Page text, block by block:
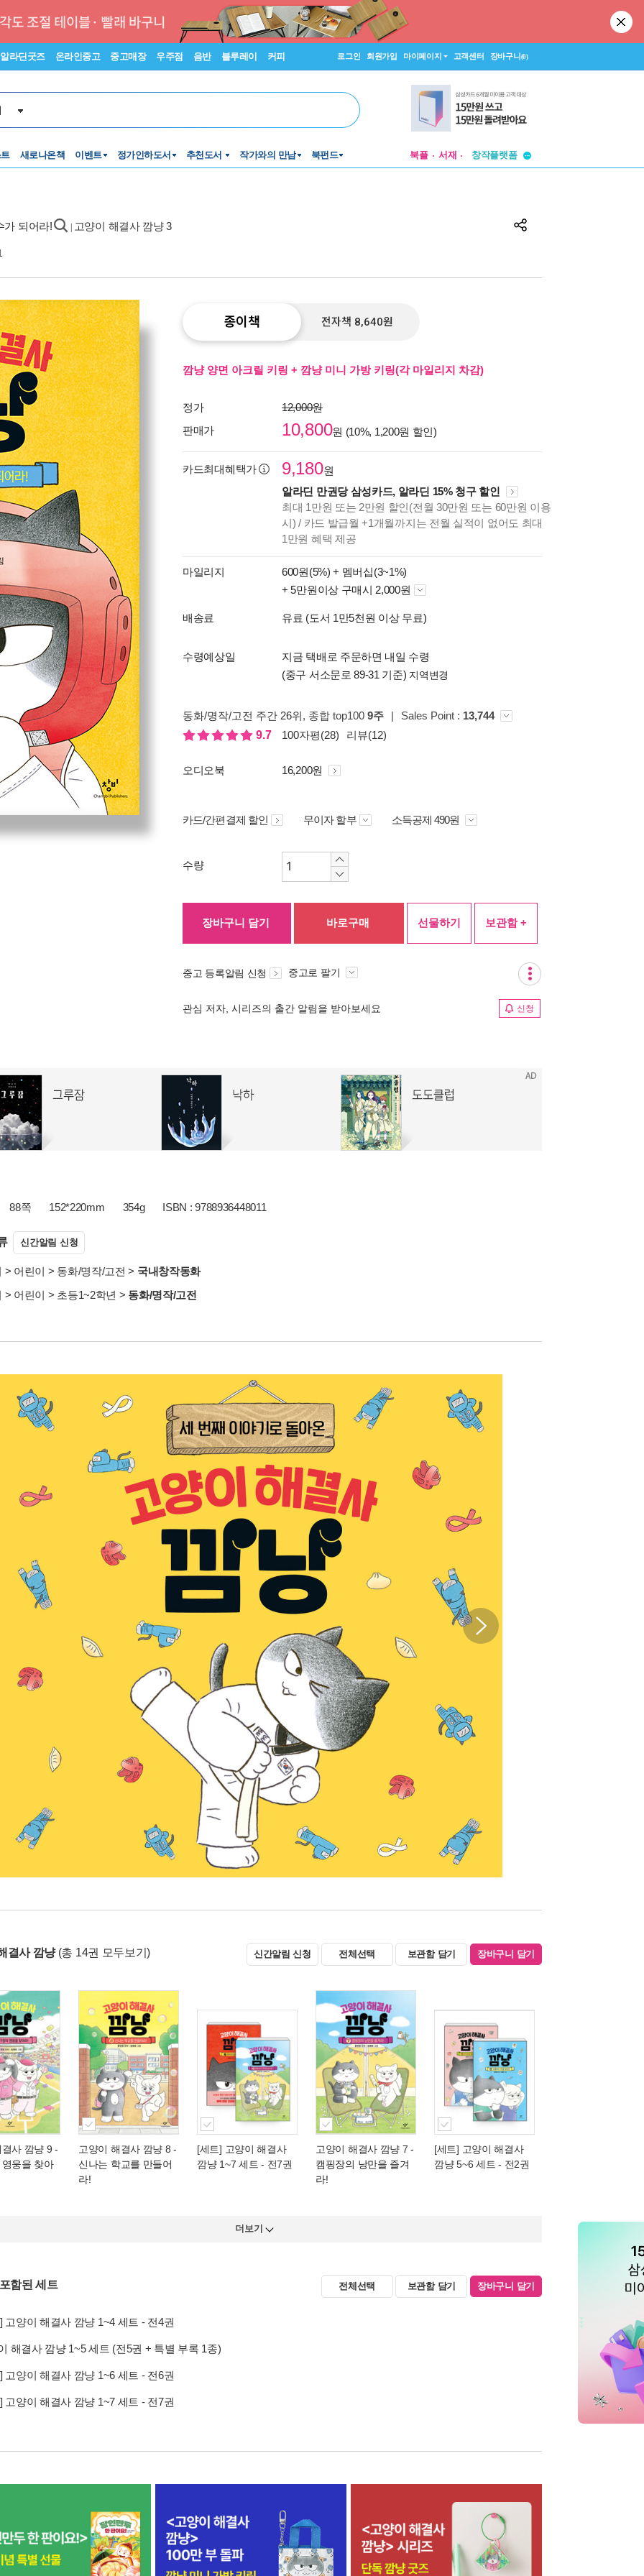
알라딘굿즈 온라인중고 중고매장 우주점 음반 블루레이 커피 로그인 회원가입 마이페이지 고객센터 장바구니(0)
새로나온책 이벤트 정가인하도서 추천도서 작가와의 만남 북펀드 북플 서재
창작플랫폼
가 되어라! 고양이 해결사 깜냥 3
종이책 전자책 8,640원
깜냥 양면 아크릴 키링 + 깜냥 미니 가방 키링(각 마일리지 차감)
정가
12,000원
판매가
10,800원 (10%, 1,200원 할인)
카드최대혜택가 9,180원
알라딘 만권당 삼성카드, 알라딘 15% 청구 할인
최대 1만원 또는 2만원 할인(전월 30만원 또는 60만원 이용
시) / 카드 발급월 +1개월까지는 전월 실적이 없어도 최대
1만원 혜택 제공
마일리지 600원(5%) + 멤버십(3~1%)
+ 5만원이상 구매시 2,000원
배송료 유료 (도서 1만5천원 이상 무료)
수령예상일
지금 택배로 주문하면 내일 수령
(중구 서소문로 89-31 기준) 지역변경
동화/명작/고전 주간 26위, 종합 top100 9주 | Sales Point : 13,744
9.7
100자평(28) 리뷰(12)
오디오북 16,200원
카드/간편결제 할인 무이자 할부 소득공제 490원
수량
장바구니 담기 바로구매 선물하기 보관함 +
중고 등록알림 신청 중고로 팔기
관심 저자, 시리즈의 출간 알림을 받아보세요 신청
88쪽 152*220mm 354g ISBN : 9788936448011
신간알림 신청
> 어린이 > 동화/명작/고전 > 국내창작동화
> 어린이 > 초등1~2학년 > 동화/명작/고전
결사 깜냥 (총 14권 모두보기) 신간알림 신청 전체선택 보관함 담기 장바구니 담기
사 깜냥 9 -
웅을 찾아
고양이 해결사 깜냥 8 -
신나는 학교를 만들어
라!
[세트] 고양이 해결사
깜냥 1~7 세트 - 전7권
고양이 해결사 깜냥 7 -
캠핑장의 낭만을 즐겨
라!
[세트] 고양이 해결사
깜냥 5~6 세트 - 전2권
더보기
함된 세트 전체선택 보관함 담기 장바구니 담기
고양이 해결사 깜냥 1~4 세트 - 전4권
해결사 깜냥 1~5 세트 (전5권 + 특별 부록 1종)
고양이 해결사 깜냥 1~6 세트 - 전6권
고양이 해결사 깜냥 1~7 세트 - 전7권